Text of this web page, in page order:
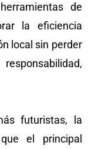
de
la eficiencia
local sin perder
futuristas, la
el principal